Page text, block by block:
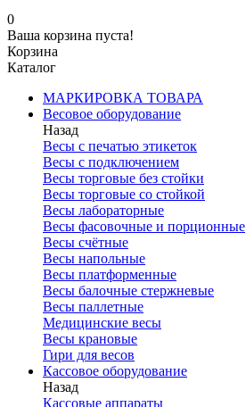
0
Ваша корзина пуста!
Корзина
Каталог
МАРКИРОВКА ТОВАРА
Весовое оборудование
Назад
Весы с печатью этикеток
Весы с подключением
Весы торговые без стойки
Весы торговые со стойкой
Весы лабораторные
Весы фасовочные и порционные
Весы счётные
Весы напольные
Весы платформенные
Весы балочные стержневые
Весы паллетные
Медицинские весы
Весы крановые
Гири для весов
Кассовое оборудование
Назад
Кассовые аппараты